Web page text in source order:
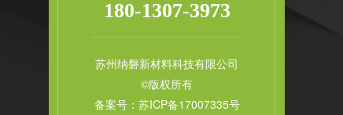
180-1307-3973
苏州纳磐新材料科技有限公司
©版权所有
备案号： 苏ICP备17007335号